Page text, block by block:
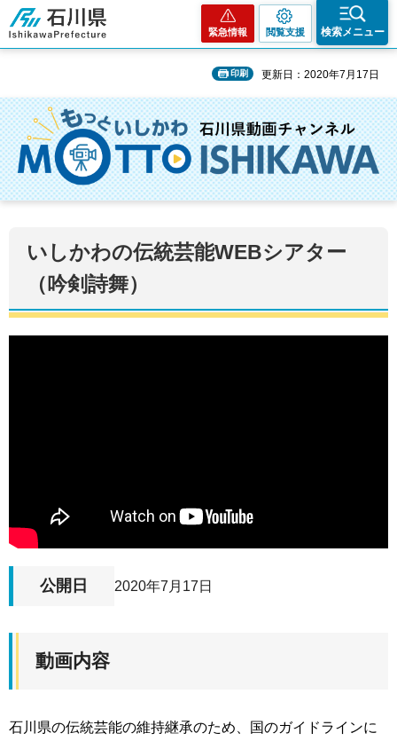
石川県
緊急情報 閲覧支援 検索メニュー
印刷 更新日：2020年7月17日
いしかわの伝統芸能WEBシアター
（吟剣詩舞）
公開日 2020年7月17日
動画内容
石川県の伝統芸能の維持継承のため、国のガイドラインに